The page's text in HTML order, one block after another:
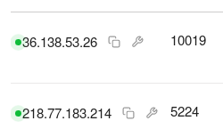
36.138.53.26 10019
218.77.183.214 5224